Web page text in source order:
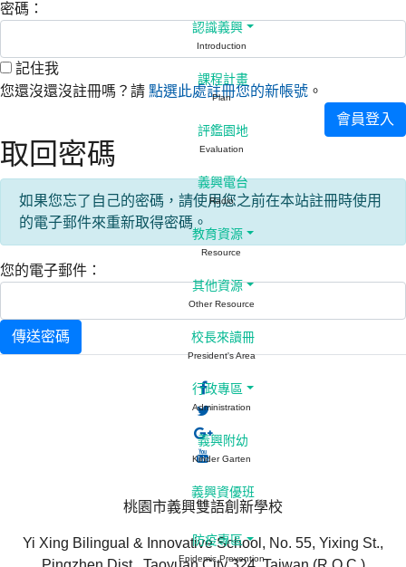
密碼：
記住我
記住我
您還沒還沒註冊嗎？請 點選此處註冊您的新帳號 。
會員登入
取回密碼
如果您忘了自己的密碼，請使用您之前在本站註冊時使用
的電子郵件來重新取得密碼。
您的電子郵件：
傳送密碼
桃園市義興雙語創新學校
Yi Xing Bilingual & Innovative School, No. 55, Yixing St.,
認識義興
Introduction
課程計畫
Plan
評鑑園地
Evaluation
義興電台
Radio
教育資源
Resource
其他資源
Other Resource
校長來讀冊
President's Area
行政專區
Administration
義興附幼
Kinder Garten
義興資優班
防疫專區
Epidemic Prevention